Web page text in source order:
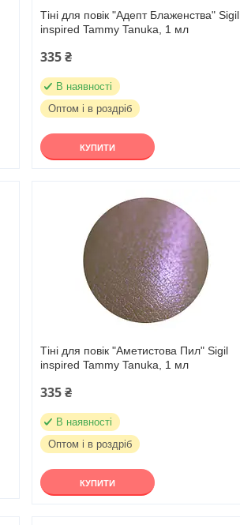
Тіні для повік "Адепт Блаженства" Sigil
inspired Tammy Tanuka, 1 мл
335 ₴
В наявності
Оптом і в роздріб
КУПИТИ
Тіні для повік "Аметистова Пил" Sigil
inspired Tammy Tanuka, 1 мл
335 ₴
В наявності
Оптом і в роздріб
КУПИТИ